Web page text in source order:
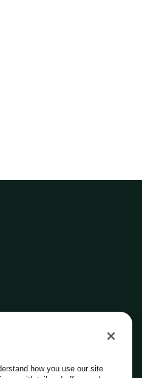
how you use our site